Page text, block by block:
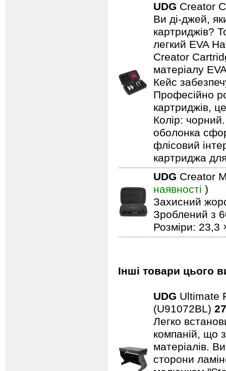
UDG Creator
Ви ді-джей,
картриджів?
легкий EVA
Creator
матеріалу
Кейс
Професійно
картриджів,
Колір:
оболонка
флісовий
картриджа
UDG Creator
наявності )
Захисний
Зроблений з
Розміри: 23,3
Інші товари цього
UDG Ultimate
(U91072BL)
Легко
компаній, що
матеріалів.
сторони